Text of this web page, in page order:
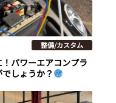
整備/カスタム
パワーエアコンプラ
しょうか？